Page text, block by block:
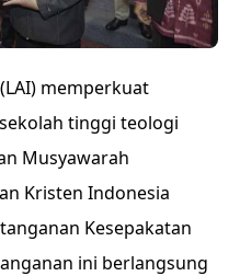
memperkuat
tinggi teologi
Musyawarah
Kristen Indonesia
Kesepakatan
ini berlangsung